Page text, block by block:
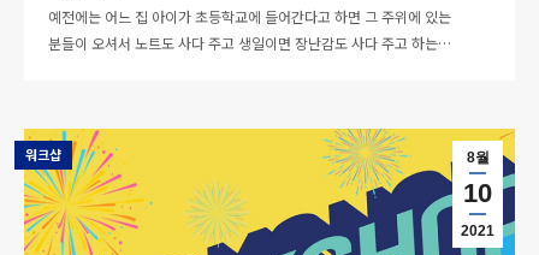
예전에는 어느 집 아이가 초등학교에 들어간다고 하면 그 주위에 있는
분들이 오셔서 노트도 사다 주고 생일이면 장난감도 사다 주고 하는…
8월
10
2021
워크샵